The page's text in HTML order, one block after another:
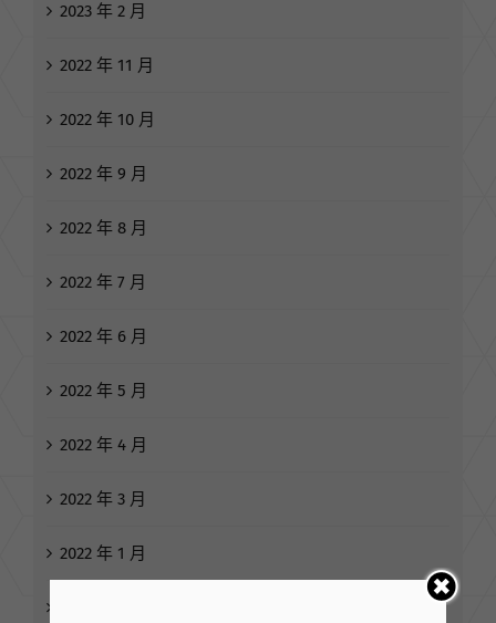
2023 年 2 月
2022 年 11 月
2022 年 10 月
2022 年 9 月
2022 年 8 月
2022 年 7 月
2022 年 6 月
2022 年 5 月
2022 年 4 月
2022 年 3 月
2022 年 1 月